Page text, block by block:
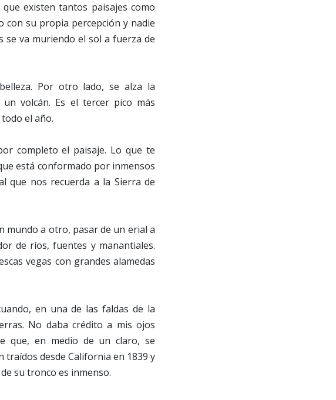
existen tantos paisajes como
con su propia percepción y nadie
se va muriendo el sol a fuerza de
Por otro lado, se alza la
volcán. Es el tercer pico más
el año.
completo el paisaje. Lo que te
está conformado por inmensos
que nos recuerda a la Sierra de
mundo a otro, pasar de un erial a
de ríos, fuentes y manantiales.
vegas con grandes alamedas
en una de las faldas de la
No daba crédito a mis ojos
que, en medio de un claro, se
desde California en 1839 y
su tronco es inmenso.